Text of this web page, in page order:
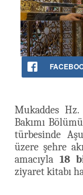
Mukaddes
Bakımı
türbesinde
üzere şehre
amacıyla 18
ziyaret kitabı